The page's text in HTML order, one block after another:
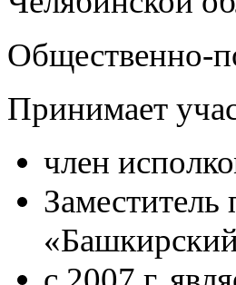
Общественно-
Принимает
член
Заместитель